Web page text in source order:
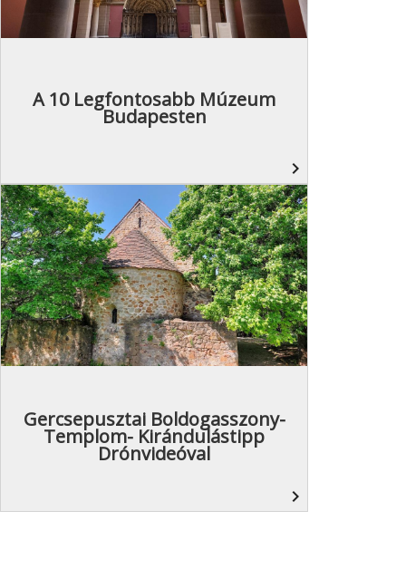
A 10 Legfontosabb Múzeum
Budapesten
navigate_next
Gercsepusztai Boldogasszony-
Templom- Kirándulástipp
Drónvideóval
navigate_next